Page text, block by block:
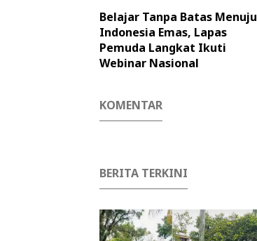
Belajar Tanpa Batas Menuju
Indonesia Emas, Lapas
Pemuda Langkat Ikuti
Webinar Nasional
KOMENTAR
BERITA TERKINI